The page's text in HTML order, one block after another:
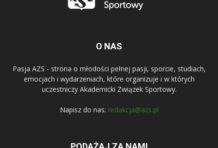
O NAS
Pasja AZS - strona o młodości pełnej pasji, sporcie, studiach,
emocjach i wydarzeniach, które organizuje i w których
uczestniczy Akademicki Związek Sportowy.
Napisz do nas: redakcja@azs.pl